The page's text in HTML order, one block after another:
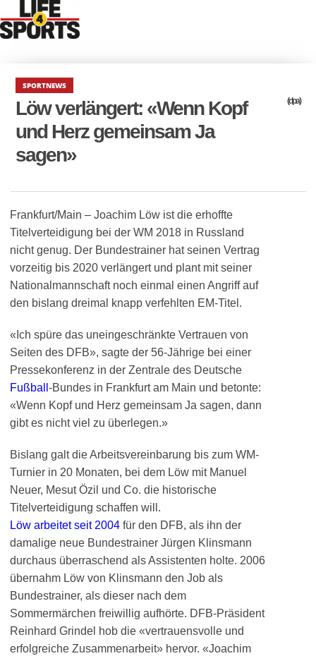
SPORTNEWS
Löw verlängert: «Wenn Kopf
und Herz gemeinsam Ja
sagen»
(dpa)
Frankfurt/Main – Joachim Löw ist die erhoffte
Titelverteidigung bei der WM 2018 in Russland
nicht genug. Der Bundestrainer hat seinen Vertrag
vorzeitig bis 2020 verlängert und plant mit seiner
Nationalmannschaft noch einmal einen Angriff auf
den bislang dreimal knapp verfehlten EM-Titel.
«Ich spüre das uneingeschränkte Vertrauen von
Seiten des DFB», sagte der 56-Jährige bei einer
Pressekonferenz in der Zentrale des Deutsche
Fußball -Bundes in Frankfurt am Main und betonte:
«Wenn Kopf und Herz gemeinsam Ja sagen, dann
gibt es nicht viel zu überlegen.»
Bislang galt die Arbeitsvereinbarung bis zum WM-
Turnier in 20 Monaten, bei dem Löw mit Manuel
Neuer, Mesut Özil und Co. die historische
Titelverteidigung schaffen will.
Löw arbeitet seit 2004 für den DFB, als ihn der
damalige neue Bundestrainer Jürgen Klinsmann
durchaus überraschend als Assistenten holte. 2006
übernahm Löw von Klinsmann den Job als
Bundestrainer, als dieser nach dem
Sommermärchen freiwillig aufhörte. DFB-Präsident
Reinhard Grindel hob die «vertrauensvolle und
erfolgreiche Zusammenarbeit» hervor. «Joachim